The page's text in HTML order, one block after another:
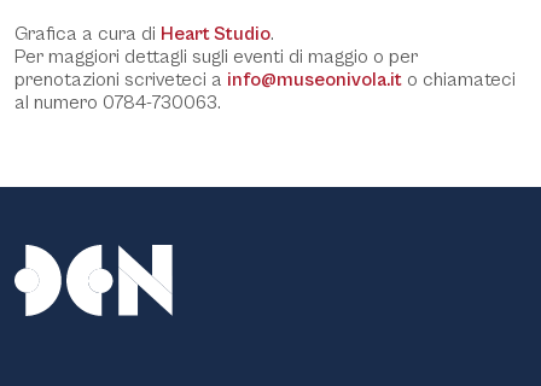
Grafica a cura di Heart Studio.
Per maggiori dettagli sugli eventi di maggio o per
prenotazioni scriveteci a info@museonivola.it o chiamateci
al numero 0784-730063.